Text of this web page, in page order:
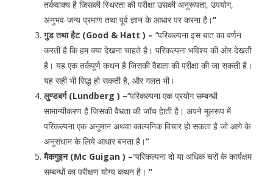
तर्कवाक्य है जिसकी स्थिरता की परीक्षा उसकी अनुरूपता, उपयोग,
अनुभव-जन्य प्रमाण तथा पूर्व ज्ञान के आधार पर करना है।’’
गुड तथा हैट (Good & Hatt ) – ‘‘परिकल्पना इस बात का वर्णन
करती है कि हम क्या देखना चाहते है। परिकल्पना भविश्य की ओर देखती
है। यह एक तर्कपूर्ण कथन है जिसकी वैद्यता की परीक्षा की जा सकती है।
यह सही भी सिद्ध हो सकती है, और गलत भी।
लुण्डबर्ग (Lundberg ) –‘‘परिकल्पना एक प्रयोग सम्बन्धी
सामान्यीकरण है जिसकी वैधता की जॉच हेाती है। अपने मूलरूप में
परिकल्पना एक अनुमान अथवा काल्पनिक विचार हो सकता है जो आगे के
अनुसंधान के लिये आधार बनता है।’’
मैकगुइन (Mc Guigan ) –‘‘परिकल्पना दो या अधिक चरों के कार्यक्षम
सम्बन्धों का परीक्षण योग्य कथन है। ’’